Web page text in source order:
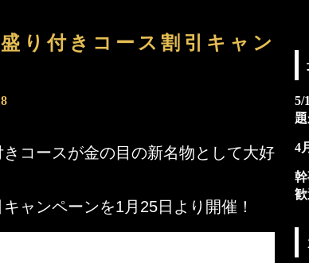
り付きコース割引キャン
コースが金の目の新名物として大好
ャンペーンを1月25日より開催！
5/
4